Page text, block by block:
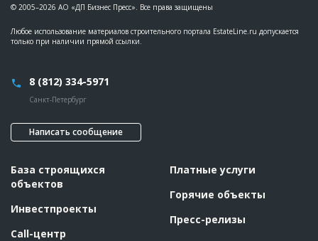
© 2005–2026 АО «ДП Бизнес Пресс». Все права защищены
Любое использование материалов строительного портала EstateLine.ru допускается
только при наличии прямой ссылки.
8 (812) 334-5971
Санкт-Петербург
Написать сообщение
База строящихся
объектов
Инвестпроекты
Call-центр
Платные услуги
Горячие объекты
Пресс-релизы